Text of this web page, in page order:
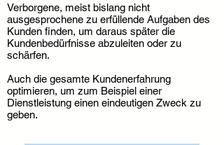
Verborgene, meist bislang nicht
ausgesprochene zu erfüllende Aufgaben des
Kunden finden, um daraus später die
Kundenbedürfnisse abzuleiten oder zu
schärfen.
Auch die gesamte Kundenerfahrung
optimieren, um zum Beispiel einer
Dienstleistung einen eindeutigen Zweck zu
geben.